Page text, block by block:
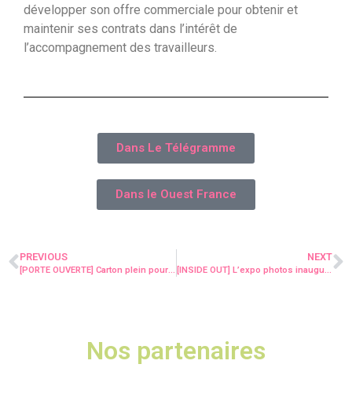
développer son offre commerciale pour obtenir et
maintenir ses contrats dans l’intérêt de
l’accompagnement des travailleurs.
Dans Le Télégramme
Dans le Ouest France
PREVIOUS
[PORTE OUVERTE] Carton plein pour la porte ouverte d’Alter Ego!
NEXT
[INSIDE OUT] L’expo photos inaugurée le 27/11 !
Nos partenaires